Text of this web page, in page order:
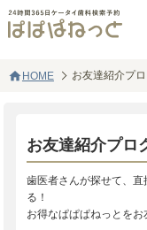
homeHOME お友達紹介プ
お友達紹介プロ
歯医者さんが探せて、直
る！
お得なぱぱぱねっとを